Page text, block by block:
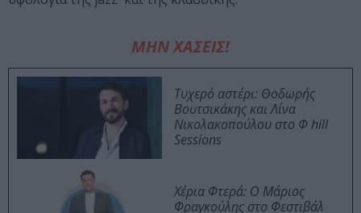
ΜΗΝ ΧΑΣΕΙΣ!
Τυχερό αστέρι: Θοδωρής
Βουτσικάκης και Λίνα
Νικολακοπούλου στο Φ hill
Sessions
Χέρια Φτερά: Ο Μάριος
Φραγκούλης στο Φεστιβάλ